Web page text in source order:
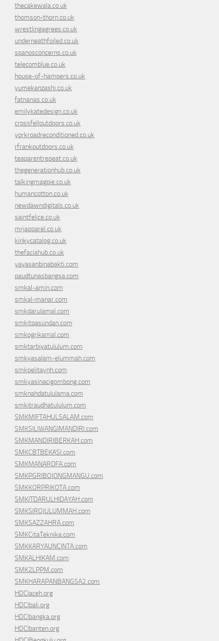
thecakewala.co.uk
thomson-thorn.co.uk
wrestlingagrees.co.uk
underneathfoiled.co.uk
spanosconcerns.co.uk
telecomblue.co.uk
house-of-hampers.co.uk
yumekanzashi.co.uk
fatnanas.co.uk
emilykatedesign.co.uk
crossfelloutdoors.co.uk
yorkroadreconditioned.co.uk
rfrankoutdoors.co.uk
teaparentrepeat.co.uk
thegenerationhub.co.uk
talkingmagpie.co.uk
humancotton.co.uk
newdawndigitals.co.uk
saintfelice.co.uk
mrjapparel.co.uk
kinkycatalog.co.uk
thefaciahub.co.uk
yayasanbinabakti.com
paudtunasbangsa.com
smkal-amin.com
smkal-manar.com
smkdarulamal.com
smkitpasundan.com
smkpgrikamal.com
smktarbiyatululum.com
smkyasalam-elummah.com
smkpelitaynh.com
smkyasinacigombong.com
smknahdatululama.com
smkitraudhatululum.com
SMKMIFTAHULSALAM.com
SMKSILIWANGIMANDIRI.com
SMKMANDIRIBERKAH.com
SMKCBTBEKASI.com
SMKMANAROFA.com
SMKPGRIBOJONGMANGU.com
SMKKORPRIKOTA.com
SMKITDARULHIDAYAH.com
SMKSIROJULUMMAH.com
SMKSAZZAHRA.com
SMKCitaTeknika.com
SMKKARYAUNCINTA.com
SMKALHIKAM.com
SMK2LPPM.com
SMKHARAPANBANGSA2.com
HDCIaceh.org
HDCIbali.org
HDCIbangka.org
HDCIbanten.org